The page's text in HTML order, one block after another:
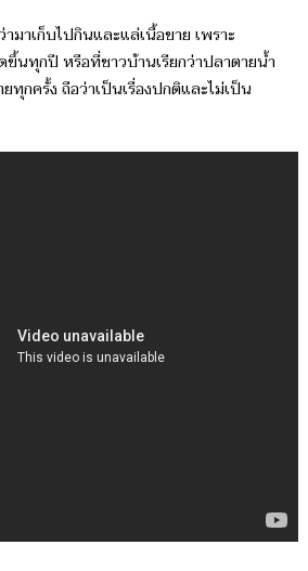
มาเก็บไปกินและแล่เนื้อขาย เพราะ
ขึ้นทุกปี หรือที่ชาวบ้านเรียกว่าปลาตายน้ำ
ทุกครั้ง ถือว่าเป็นเรื่องปกติและไม่เป็น